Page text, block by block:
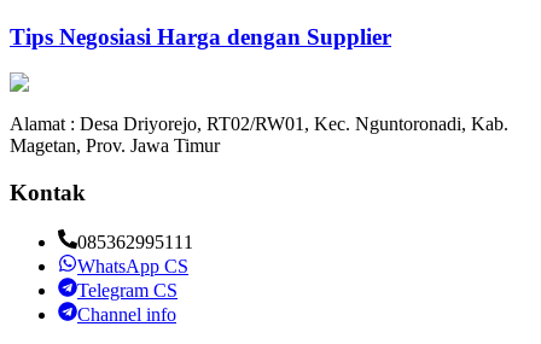
Tips Negosiasi Harga dengan Supplier
Alamat : Desa Driyorejo, RT02/RW01, Kec. Nguntoronadi, Kab.
Magetan, Prov. Jawa Timur
Kontak
085362995111
WhatsApp CS
Telegram CS
Channel info